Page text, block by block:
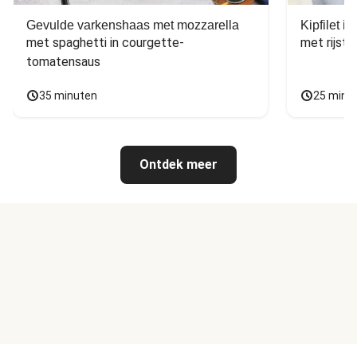
Gevulde varkenshaas met mozzarella
met spaghetti in courgette-
tomatensaus
35 minuten
Kipfilet in
met rijst,
25
Ontdek meer